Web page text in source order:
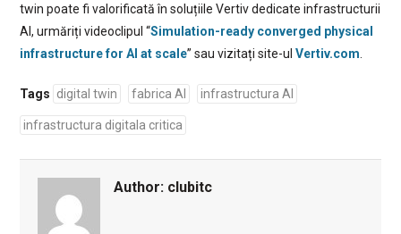
twin poate fi valorificată în soluțiile Vertiv dedicate infrastructurii
AI, urmăriți videoclipul “Simulation-ready converged physical
infrastructure for AI at scale” sau vizitați site-ul Vertiv.com
Tags digital twin fabrica AI infrastructura AI
infrastructura digitala critica
Author: clubitc